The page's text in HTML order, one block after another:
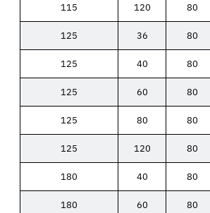
115 120 80
125 36 80
125 40 80
125 60 80
125 80 80
125 120 80
180 40 80
180 60 80